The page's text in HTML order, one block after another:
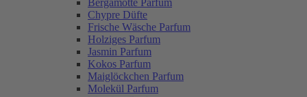
Bergamotte Parfum
Chypre Düfte
Frische Wäsche Parfum
Holziges Parfum
Jasmin Parfum
Kokos Parfum
Maiglöckchen Parfum
Molekül Parfum